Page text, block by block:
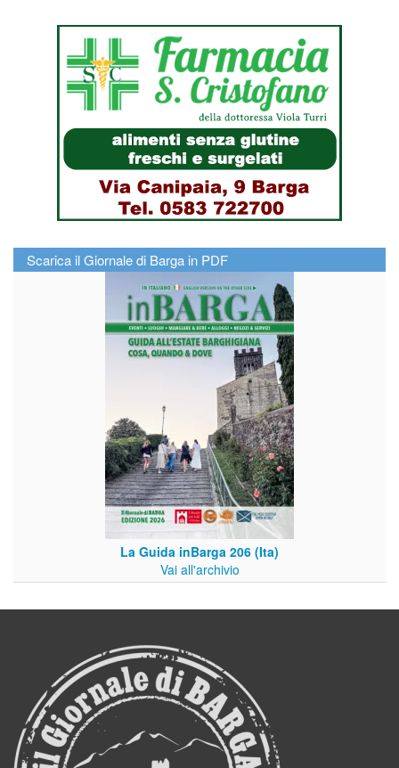
Scarica il Giornale di Barga in PDF
La Guida inBarga 206 (Ita)
Vai all'archivio